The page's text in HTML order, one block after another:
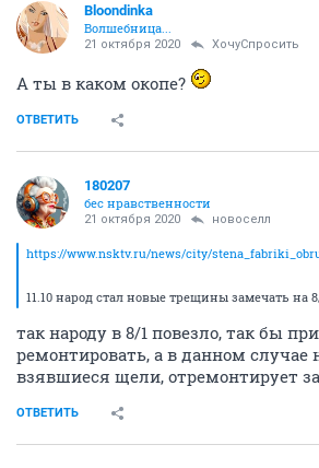
Bloondinka
Волшебница...
21 октября 2020 ХочуСпросить
А ты в каком окопе?
ОТВЕТИТЬ
180207
бес нравственности
21 октября 2020 новоселл
https://www.nsktv.ru/news/city/
11.10 народ стал новые трещины замечать на
так народу в 8/1 повезло, так бы
ремонтировать, а в данном случае
взявшиеся щели, отремонтирует
ОТВЕТИТЬ